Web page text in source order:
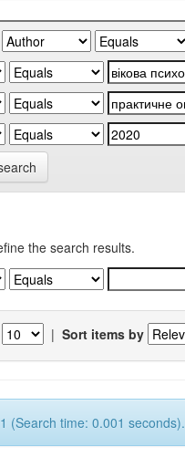
the search results.
| Sort items by
(Search time: 0.001 seconds).